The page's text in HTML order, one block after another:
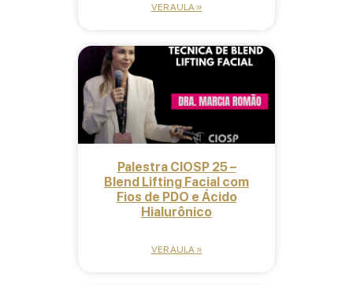
VER AULA »
Palestra CIOSP 25 –
Blend Lifting Facial com
Fios de PDO e Ácido
Hialurônico
VER AULA »